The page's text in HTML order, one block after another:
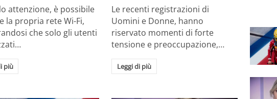
attenzione, è possibile
la propria rete Wi-Fi,
che solo gli utenti
più
Le recenti registrazioni di
Uomini e Donne, hanno
riservato momenti di forte
tensione e preoccupazione,…
Leggi di più